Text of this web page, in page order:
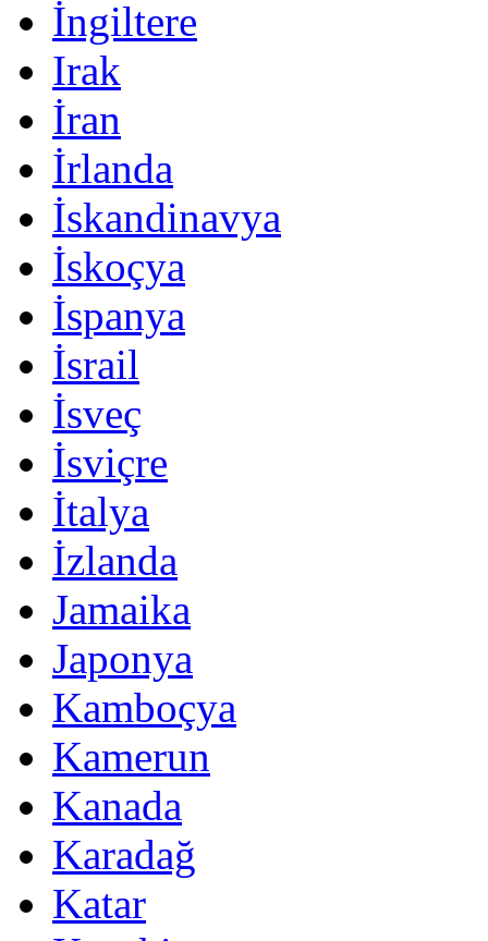
İngiltere
Irak
İran
İrlanda
İskandinavya
İskoçya
İspanya
İsrail
İsveç
İsviçre
İtalya
İzlanda
Jamaika
Japonya
Kamboçya
Kamerun
Kanada
Karadağ
Katar